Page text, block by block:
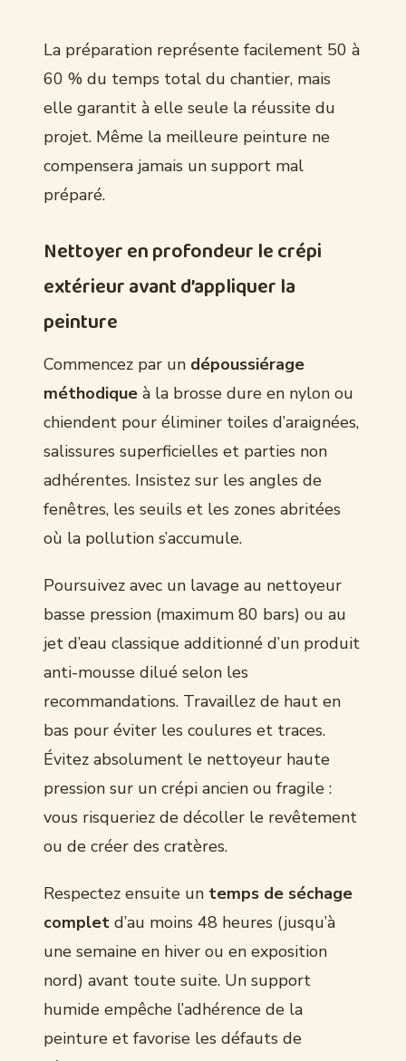
La préparation représente facilement 50 à
60 % du temps total du chantier, mais
elle garantit à elle seule la réussite du
projet. Même la meilleure peinture ne
compensera jamais un support mal
préparé.
Nettoyer en profondeur le crépi
extérieur avant d’appliquer la
peinture
Commencez par un dépoussiérage
méthodique à la brosse dure en nylon ou
chiendent pour éliminer toiles d’araignées,
salissures superficielles et parties non
adhérentes. Insistez sur les angles de
fenêtres, les seuils et les zones abritées
où la pollution s’accumule.
Poursuivez avec un lavage au nettoyeur
basse pression (maximum 80 bars) ou au
jet d’eau classique additionné d’un produit
anti-mousse dilué selon les
recommandations. Travaillez de haut en
bas pour éviter les coulures et traces.
Évitez absolument le nettoyeur haute
pression sur un crépi ancien ou fragile :
vous risqueriez de décoller le revêtement
ou de créer des cratères.
Respectez ensuite un temps de séchage
complet d’au moins 48 heures (jusqu’à
une semaine en hiver ou en exposition
nord) avant toute suite. Un support
humide empêche l’adhérence de la
peinture et favorise les défauts de